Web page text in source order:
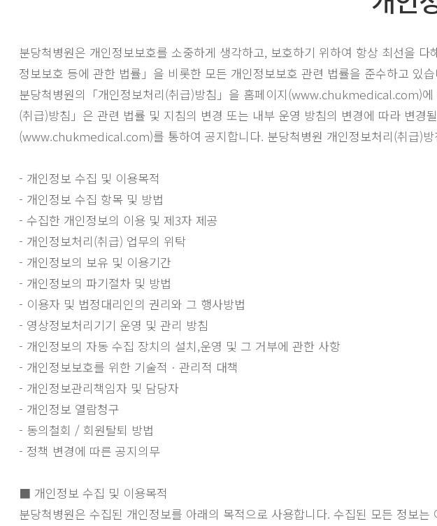
분당척병원은 개인정보보호를 소중하게 생각하고, 보호하기 위하여 항상 최선을
정보보호 등에 관한 법률」을 비롯한 모든 개인정보보호 관련 법률을 준수하고 있
분당척병원의「개인정보처리(취급)방침」을 홈페이지(www.chukmedical.com)
(취급)방침」은 관련 법률 및 지침의 변경 또는 내부 운영 방침의 변경에 따라 변
(www.chukmedical.com)를 통하여 공지합니다. 분당척병원 개인정보처리(취급)
- 개인정보 수집 및 이용목적
- 개인정보 수집 항목 및 방법
- 수집한 개인정보의 이용 및 제3자 제공
- 개인정보처리(취급) 업무의 위탁
- 개인정보의 보유 및 이용기간
- 개인정보의 파기절차 및 방법
- 이용자 및 법정대리인의 권리와 그 행사방법
- 영상정보처리기기 운영 및 관리 방침
- 개인정보의 자동 수집 장치의 설치,운영 및 그 거부에 관한 사항
- 개인정보보호를 위한 기술적ㆍ관리적 대책
- 개인정보관리책임자 및 담당자
- 개인정보 열람청구
- 동의철회 / 회원탈퇴 방법
- 정책 변경에 따른 공지의무
■ 개인정보 수집 및 이용목적
분당척병원은 수집된 개인정보를 아래의 목적으로 사용합니다. 수집된 모든 정보